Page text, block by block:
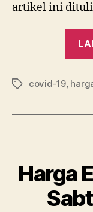
artikel ini
Tag covid-19,
Harga